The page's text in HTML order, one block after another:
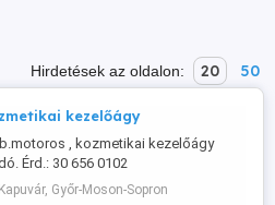
Hirdetések az oldalon: 20 50
kezelőágy
, kozmetikai kezelőágy
Érd.: 30 656 0102
Kapuvár, Győr-Moson-Sopron